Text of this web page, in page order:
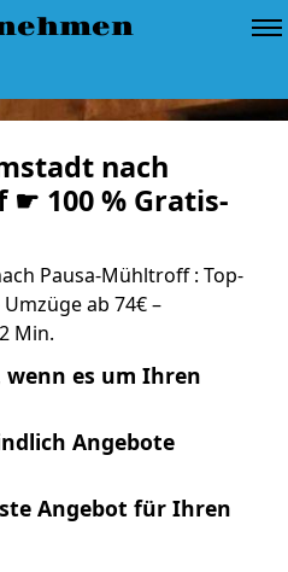
nach
100 % Gratis-
Pausa-Mühltroff : Top-
ab 74€ –
Min.
es um Ihren
Angebote
Angebot für Ihren